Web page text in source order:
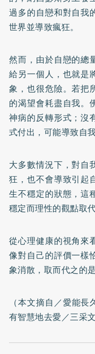
過多的自戀和對自我
世界並導致瘋狂。
然而，由於自戀的總
給另一個人，也就是
象，也很危險。若把
的渴望會耗盡自我。
神病的反轉形式；沒
式付出，可能導致自
大多數情況下，對自
狂，也不會導致引起
生不穩定的狀態，這
穩定而理性的觀點取
從心理健康的視角來
像對自己的評價一樣
象消散，取而代之的
（本文摘自／愛能長
有智慧地去愛／三采